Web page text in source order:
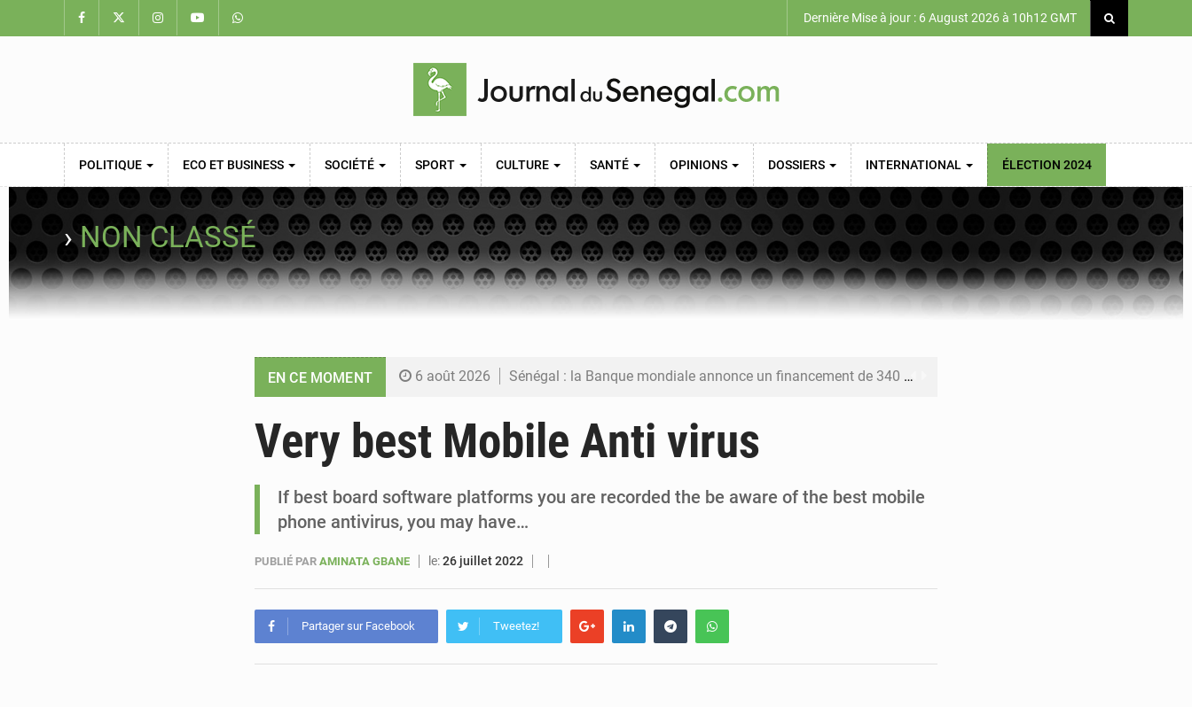
Dernière Mise à jour : 6 August 2026 à 10h12 GMT
POLITIQUE ECO ET BUSINESS SOCIÉTÉ SPORT CULTURE SANTÉ OPINIONS DOSSIERS INTERNATIONAL ÉLECTION 2024
›NON CLASSÉ
EN CE MOMENT 6 août 2026 Sénégal : la Banque mondiale annonce un financement de 340 milliards FCFA pour soutenir les priorités de la Vision Sénégal 2050
5 août 2026 Sénégal : les subventions à l’énergie bondissent à 729 milliards FCFA pour contenir les prix des carburants et de l’électricité
5 août 2026 Sénégal : le niveau du fleuve Sénégal poursuit sa montée à Podor, les autorités appellent à la vigilance
5 août 2026 Sénégal : Ousmane Diagne prêtera serment le 11 août comme président du Conseil constitutionnel
Very best Mobile Anti virus
If best board software platforms you are recorded the be aware of the best mobile
phone antivirus, you may have…
PUBLIÉ PAR AMINATA GBANE le:26 juillet 2022
Partager sur Facebook Tweetez!